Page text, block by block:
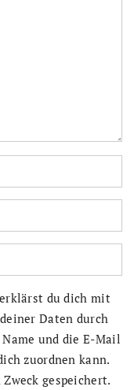
du dich mit
Daten durch
und die E-Mail
zuordnen kann.
gespeichert.